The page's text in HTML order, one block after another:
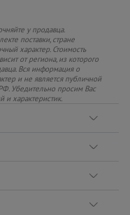
у продавца.
поставки, стране
характер. Стоимость
от региона, из которого
Вся информация о
и не является публичной
Убедительно просим Вас
характеристик.